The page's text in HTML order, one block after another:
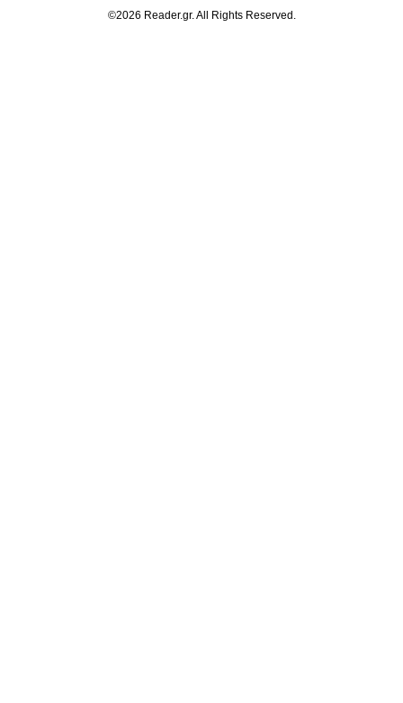
©2026 Reader.gr. All Rights Reserved.